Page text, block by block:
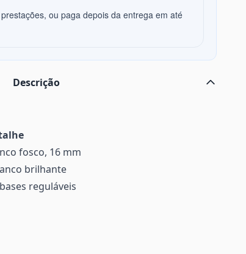
ou paga depois da entrega em até
Descrição
fosco, 16 mm
brilhante
reguláveis